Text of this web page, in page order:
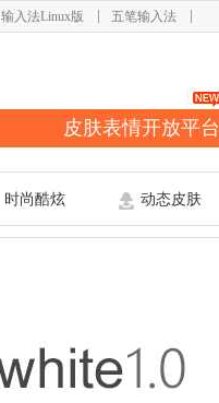
输入法Linux版 五笔输入法
皮肤表情开放平台
时尚酷炫 动态皮肤